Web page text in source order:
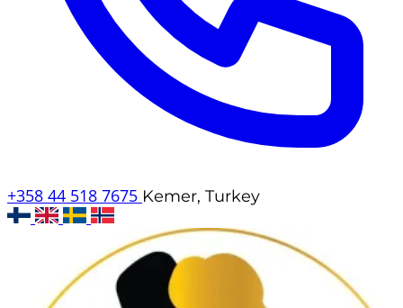
+358 44 518 7675 Kemer, Turkey